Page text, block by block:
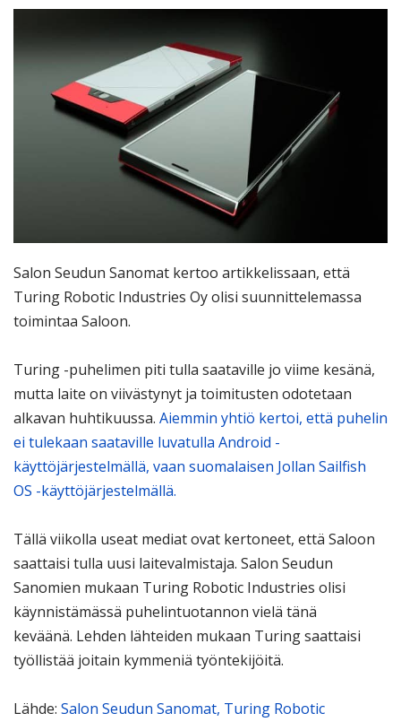
Salon Seudun Sanomat kertoo artikkelissaan, että
Turing Robotic Industries Oy olisi suunnittelemassa
toimintaa Saloon.
Turing -puhelimen piti tulla saataville jo viime kesänä,
mutta laite on viivästynyt ja toimitusten odotetaan
alkavan huhtikuussa. Aiemmin yhtiö kertoi, että puhelin
ei tulekaan saataville luvatulla Android -
käyttöjärjestelmällä, vaan suomalaisen Jollan Sailfish
OS -käyttöjärjestelmällä.
Tällä viikolla useat mediat ovat kertoneet, että Saloon
saattaisi tulla uusi laitevalmistaja. Salon Seudun
Sanomien mukaan Turing Robotic Industries olisi
käynnistämässä puhelintuotannon vielä tänä
keväänä. Lehden lähteiden mukaan Turing saattaisi
työllistää joitain kymmeniä työntekijöitä.
Lähde: Salon Seudun Sanomat, Turing Robotic